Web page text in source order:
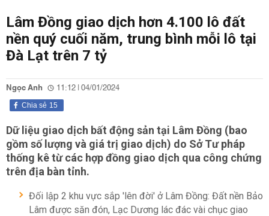
Lâm Đồng giao dịch hơn 4.100 lô đất
nền quý cuối năm, trung bình mỗi lô tại
Đà Lạt trên 7 tỷ
Ngọc Anh 11:12 | 04/01/2024
15
Chia sẻ
Dữ liệu giao dịch bất động sản tại Lâm Đồng (bao
gồm số lượng và giá trị giao dịch) do Sở Tư pháp
thống kê từ các hợp đồng giao dịch qua công chứng
trên địa bàn tỉnh.
Đối lập 2 khu vực sắp 'lên đời' ở Lâm Đồng: Đất nền Bảo
Lâm được săn đón, Lạc Dương lác đác vài chục giao